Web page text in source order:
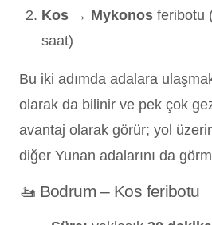
Kos → Mykonos feribotu
saat)
Bu iki adımda adalara
olarak da bilinir ve pek çok
avantaj olarak görür; yol
diğer Yunan adalarını da
🚤 Bodrum – Kos feribotu